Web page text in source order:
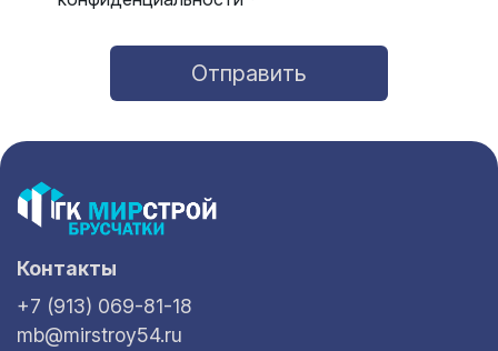
Отправить
Контакты
+7 (913) 069-81-18
mb@mirstroy54.ru